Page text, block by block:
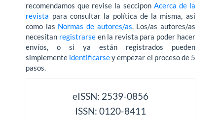
recomendamos que revise la seccipon Acerca de la
revista para consultar la polí­tica de la misma, así
como las Normas de autores/as . Los/as autores/as
necesitan registrarse en la revista para poder hacer
enví­os, o si ya están registrados pueden
simplemente identificarsey empezar el proceso de 5
pasos.
eISSN: 2539-0856
ISSN: 0120-8411